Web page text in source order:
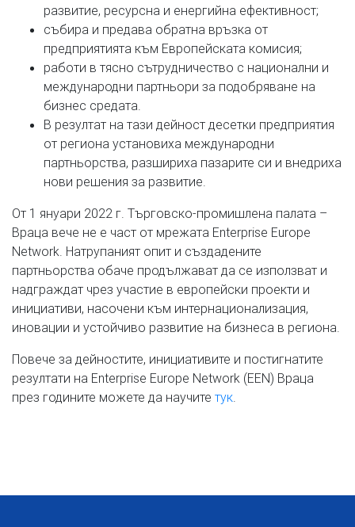
развитие, ресурсна и енергийна ефективност;
събира и предава обратна връзка от
предприятията към Европейската комисия;
работи в тясно сътрудничество с национални и
международни партньори за подобряване на
бизнес средата.
В резултат на тази дейност десетки предприятия
от региона установиха международни
партньорства, разшириха пазарите си и внедриха
нови решения за развитие.
От 1 януари 2022 г. Търговско-промишлена палата –
Враца вече не е част от мрежата Enterprise Europe
Network. Натрупаният опит и създадените
партньорства обаче продължават да се използват и
надграждат чрез участие в европейски проекти и
инициативи, насочени към интернационализация,
иновации и устойчиво развитие на бизнеса в региона.
Повече за дейностите, инициативите и постигнатите
резултати на Enterprise Europe Network (EEN) Враца
през годините можете да научите тук